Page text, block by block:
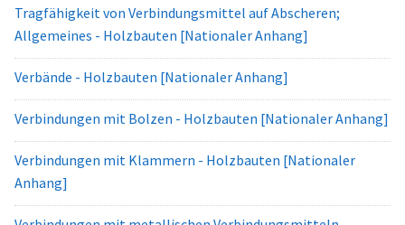
Tragfähigkeit von Verbindungsmittel auf Abscheren;
Allgemeines - Holzbauten [Nationaler Anhang]
Verbände - Holzbauten [Nationaler Anhang]
Verbindungen mit Bolzen - Holzbauten [Nationaler Anhang]
Verbindungen mit Klammern - Holzbauten [Nationaler
Anhang]